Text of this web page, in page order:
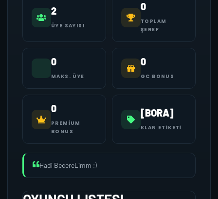
2
ÜYE SAYISI
0
TOPLAM
ŞEREF
0
MAKS. ÜYE
0
GC BONUS
0
PREMIUM
BONUS
[BORA]
KLAN ETIKETI
Hadi BecereLimm ;)